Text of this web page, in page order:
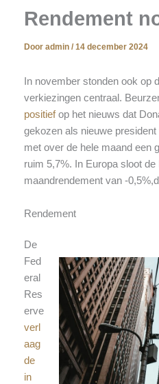
Rendement
Door admin / 14 december 2024
In november stonden ook op
verkiezingen centraal.
positiefop het nieuws dat
gekozen als nieuwe
met over de hele maand een
ruim 5,7%. In Europa sloot
maandrendement van -
Rendement
De
Fed
eral
Res
erve
verl
aag
de
in